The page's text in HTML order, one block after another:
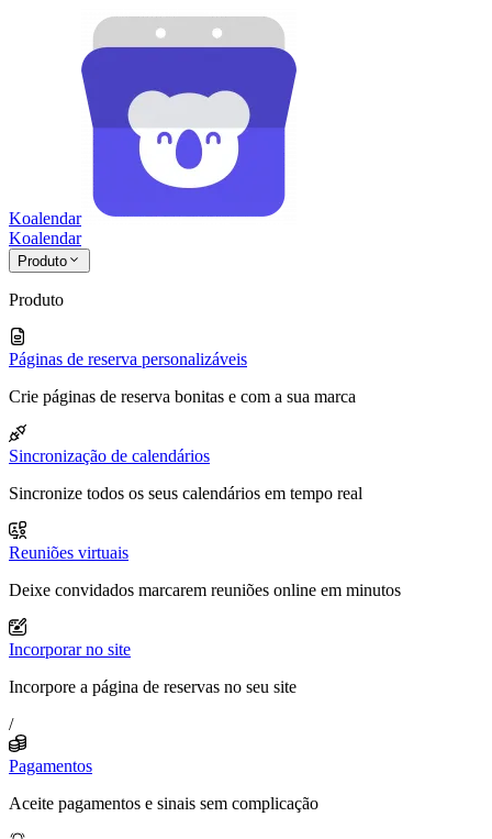
Koalendar
Koalendar
Produto
Produto
Páginas de reserva personalizáveis
Crie páginas de reserva bonitas e com a sua marca
Sincronização de calendários
Sincronize todos os seus calendários em tempo real
Reuniões virtuais
Deixe convidados marcarem reuniões online em minutos
Incorporar no site
Incorpore a página de reservas no seu site
/
Pagamentos
Aceite pagamentos e sinais sem complicação